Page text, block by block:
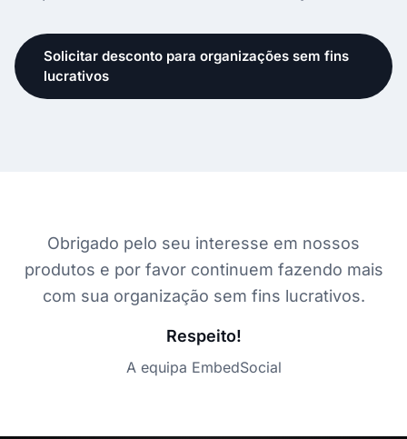
Solicitar desconto para organizações sem fins
lucrativos
Obrigado pelo seu interesse em nossos
produtos e por favor continuem fazendo mais
com sua organização sem fins lucrativos.
Respeito!
A equipa EmbedSocial